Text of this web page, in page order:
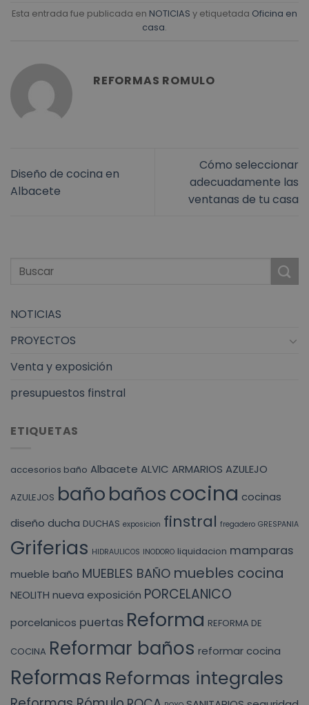
Esta entrada fue publicada en NOTICIAS y etiquetada Oficina en
casa.
REFORMAS ROMULO
Diseño de cocina en
Albacete
Cómo seleccionar
adecuadamente las
ventanas de tu casa
NOTICIAS
PROYECTOS
Venta y exposición
presupuestos finstral
ETIQUETAS
accesorios baño Albacete ALVIC ARMARIOS AZULEJO
AZULEJOS bañobañoscocina cocinas
diseño ducha DUCHAS exposicion finstral fregadero GRESPANIA
Griferias HIDRAULICOS INODORO liquidacion mamparas
mueble baño MUEBLES BAÑO muebles cocina
NEOLITH nueva exposición PORCELANICO
porcelanicos puertas Reforma REFORMA DE
COCINA Reformar baños reformar cocina
Reformas Reformas integrales